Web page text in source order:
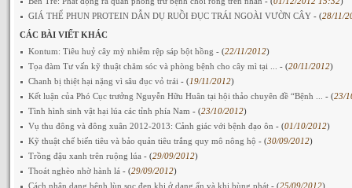
GIÁ THỂ PHUN PROTEIN DẪN DỤ RUỒI ĐỤC TRÁI NGOÀI VƯỜN CÂY - (28/11/
CÁC BÀI VIẾT KHÁC
Kontum: Tiêu huỷ cây mỳ nhiễm rệp sáp bột hồng - (22/11/2012)
Tọa đàm Tư vấn kỹ thuật chăm sóc và phòng bệnh cho cây mì tại ... - (20/11/2012)
Chanh bị thiệt hại nặng vì sâu đục vỏ trái - (19/11/2012)
Kết luận của Phó Cục trưởng Nguyễn Hữu Huân tại hội thảo chuyên đề “Bệnh ... - (23/
Tình hình sinh vật hại lúa các tỉnh phía Nam - (23/10/2012)
Vụ thu đông và đông xuân 2012-2013: Cảnh giác với bệnh đạo ôn - (01/10/2012)
Kỹ thuật chế biến tiêu và bảo quản tiêu trắng quy mô nông hộ - (30/09/2012)
Trồng đậu xanh trên ruộng lúa - (29/09/2012)
Thoát nghèo nhờ hành lá - (29/09/2012)
Cách nhận dạng bệnh lùn sọc đen khi ở dạng ẩn và khi bùng phát - (25/09/2012)